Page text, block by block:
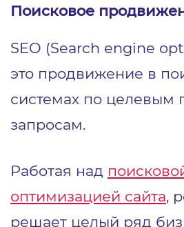
Поисковое
SEO (Search engine
это продвижение в
системах по целевым
запросам.
Работая над
оптимизацией сайта,
решает целый ряд